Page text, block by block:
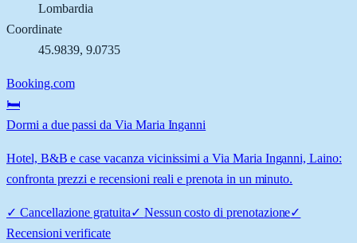
Lombardia
Coordinate
45.9839, 9.0735
Booking.com
🛏️
Dormi a due passi da Via Maria Inganni
Hotel, B&B e case vacanza vicinissimi a Via Maria Inganni, Laino:
confronta prezzi e recensioni reali e prenota in un minuto.
✓ Cancellazione gratuita✓ Nessun costo di prenotazione✓
Recensioni verificate